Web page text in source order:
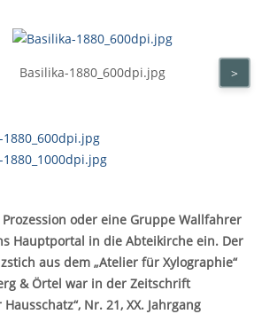
Basilika-1880_600dpi.jpg >
Prozession oder eine Gruppe Wallfahrer
Hauptportal in die Abteikirche ein. Der
aus dem „Atelier für Xylographie“
& Örtel war in der Zeitschrift
Nr. 21, XX. Jahrgang